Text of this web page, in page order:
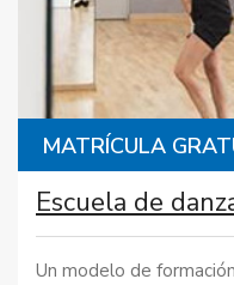
MATRÍCULA
Escuela de
Un modelo de